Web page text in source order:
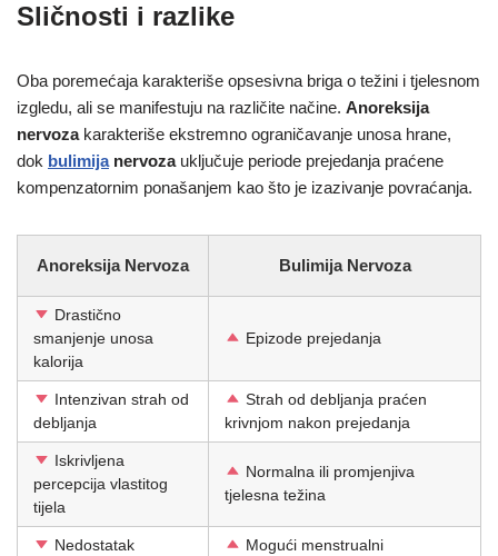
Sličnosti i razlike
Oba poremećaja karakteriše opsesivna briga o težini i tjelesnom
izgledu, ali se manifestuju na različite načine. Anoreksija
nervozakarakteriše ekstremno ograničavanje unosa hrane,
dok bulimijanervozauključuje periode prejedanja praćene
kompenzatornim ponašanjem kao što je izazivanje povraćanja.
Anoreksija Nervoza Bulimija Nervoza
Drastično
smanjenje unosa
kalorija
Epizode prejedanja
Intenzivan strah od
debljanja
Strah od debljanja praćen
krivnjom nakon prejedanja
Iskrivljena
percepcija vlastitog
tijela
Normalna ili promjenjiva
tjelesna težina
Nedostatak
Mogući menstrualni